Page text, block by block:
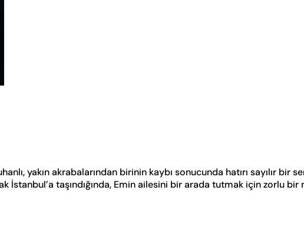
yakın akrabalarından birinin kaybı sonucunda hatırı sayılır bir
İstanbul’a taşındığında, Emin ailesini bir arada tutmak için zorlu